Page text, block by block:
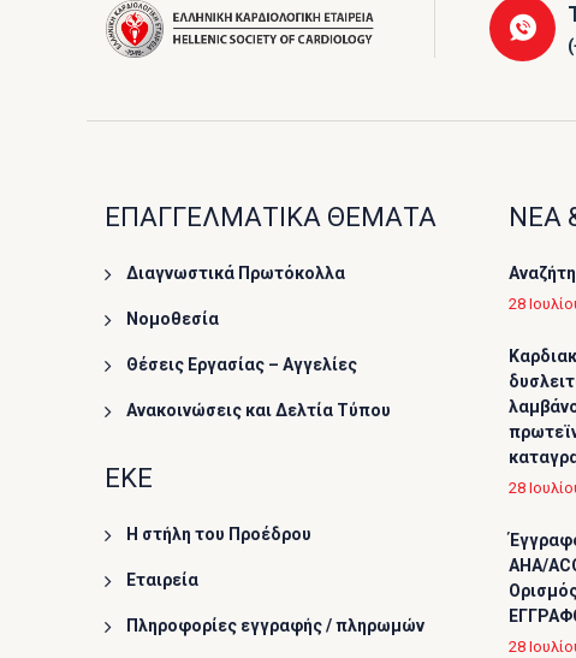
ΕΠΑΓΓΕΛΜΑΤΙΚΑ ΘΕΜΑΤΑ
Διαγνωστικά Πρωτόκολλα
Νομοθεσία
Θέσεις Εργασίας – Αγγελίες
Ανακοινώσεις και Δελτία Τύπου
ΕΚΕ
Η στήλη του Προέδρου
Εταιρεία
Πληροφορίες εγγραφής / πληρωμών
ΝΕΑ
28
28
AHA/
28